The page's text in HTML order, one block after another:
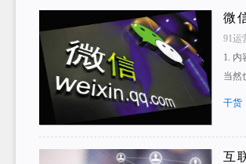
微
91运
1. 内
当然
干货
互